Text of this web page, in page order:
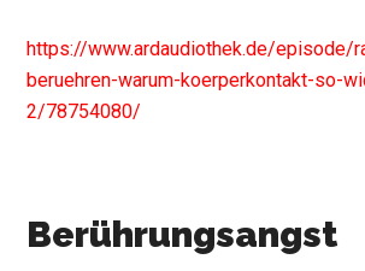
https://www.ardaudiothek.de/episode/
beruehren-warum-koerperkontakt-so-
2/78754080/
Berührungsangst